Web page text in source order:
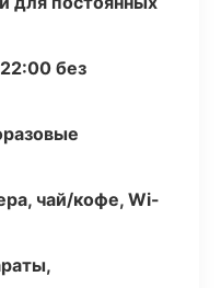
без
чай/кофе, Wi-